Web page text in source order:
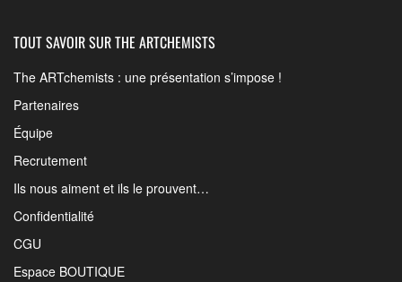
TOUT SAVOIR SUR THE ARTCHEMISTS
The ARTchemists : une présentation s’impose !
Partenaires
Équipe
Recrutement
Ils nous aiment et ils le prouvent…
Confidentialité
CGU
Espace BOUTIQUE